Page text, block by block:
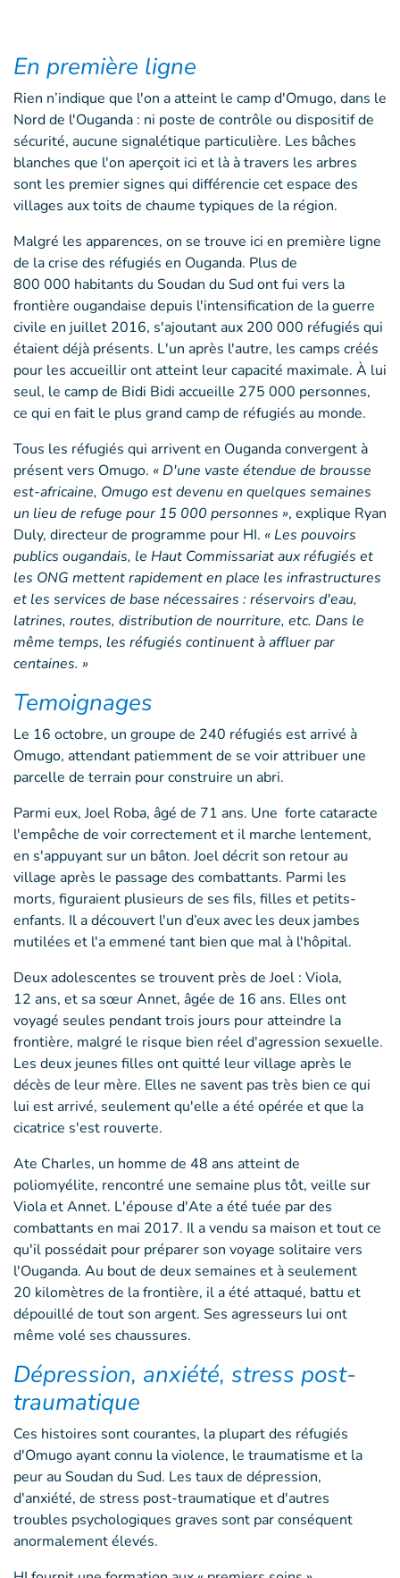
En première ligne
Rien n’indique que l'on a atteint le camp d'Omugo, dans le
Nord de l'Ouganda : ni poste de contrôle ou dispositif de
sécurité, aucune signalétique particulière. Les bâches
blanches que l'on aperçoit ici et là à travers les arbres
sont les premier signes qui différencie cet espace des
villages aux toits de chaume typiques de la région.
Malgré les apparences, on se trouve ici en première ligne
de la crise des réfugiés en Ouganda. Plus de
800 000 habitants du Soudan du Sud ont fui vers la
frontière ougandaise depuis l'intensification de la guerre
civile en juillet 2016, s'ajoutant aux 200 000 réfugiés qui
étaient déjà présents. L'un après l'autre, les camps créés
pour les accueillir ont atteint leur capacité maximale. À lui
seul, le camp de Bidi Bidi accueille 275 000 personnes,
ce qui en fait le plus grand camp de réfugiés au monde.
Tous les réfugiés qui arrivent en Ouganda convergent à
présent vers Omugo. « D'une vaste étendue de brousse
est-africaine, Omugo est devenu en quelques semaines
un lieu de refuge pour 15 000 personnes », explique Ryan
Duly, directeur de programme pour HI. « Les pouvoirs
publics ougandais, le Haut Commissariat aux réfugiés et
les ONG mettent rapidement en place les infrastructures
et les services de base nécessaires : réservoirs d'eau,
latrines, routes, distribution de nourriture, etc. Dans le
même temps, les réfugiés continuent à affluer par
centaines. »
Temoignages
Le 16 octobre, un groupe de 240 réfugiés est arrivé à
Omugo, attendant patiemment de se voir attribuer une
parcelle de terrain pour construire un abri.
Parmi eux, Joel Roba, âgé de 71 ans. Une forte cataracte
l'empêche de voir correctement et il marche lentement,
en s'appuyant sur un bâton. Joel décrit son retour au
village après le passage des combattants. Parmi les
morts, figuraient plusieurs de ses fils, filles et petits-
enfants. Il a découvert l'un d’eux avec les deux jambes
mutilées et l'a emmené tant bien que mal à l'hôpital.
Deux adolescentes se trouvent près de Joel : Viola,
12 ans, et sa sœur Annet, âgée de 16 ans. Elles ont
voyagé seules pendant trois jours pour atteindre la
frontière, malgré le risque bien réel d'agression sexuelle.
Les deux jeunes filles ont quitté leur village après le
décès de leur mère. Elles ne savent pas très bien ce qui
lui est arrivé, seulement qu'elle a été opérée et que la
cicatrice s'est rouverte.
Ate Charles, un homme de 48 ans atteint de
poliomyélite, rencontré une semaine plus tôt, veille sur
Viola et Annet. L'épouse d'Ate a été tuée par des
combattants en mai 2017. Il a vendu sa maison et tout ce
qu'il possédait pour préparer son voyage solitaire vers
l'Ouganda. Au bout de deux semaines et à seulement
20 kilomètres de la frontière, il a été attaqué, battu et
dépouillé de tout son argent. Ses agresseurs lui ont
même volé ses chaussures.
Dépression, anxiété, stress post-
traumatique
Ces histoires sont courantes, la plupart des réfugiés
d'Omugo ayant connu la violence, le traumatisme et la
peur au Soudan du Sud. Les taux de dépression,
d'anxiété, de stress post-traumatique et d'autres
troubles psychologiques graves sont par conséquent
anormalement élevés.